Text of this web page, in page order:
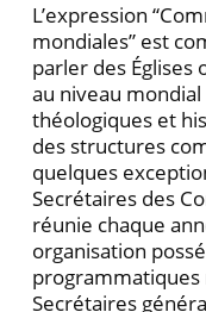
L’expression
mondiales” est
parler des Églises
au niveau
théologiques et
des structures
quelques
Secrétaires des
réunie chaque
organisation
Secrétaires